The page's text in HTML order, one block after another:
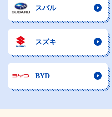
スバル
スズキ
BYD